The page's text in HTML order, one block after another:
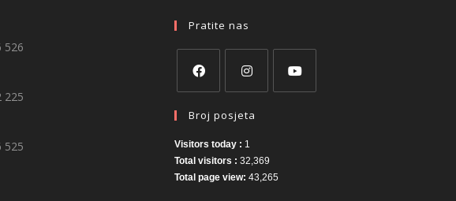
526
225
525
Pratite nas
Broj posjeta
Visitors today : 1
Total visitors : 32,369
Total page view: 43,265